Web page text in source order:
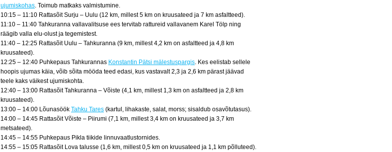
ujumiskohas . Toimub matkaks valmistumine.
10:15 – 11:10 Rattasõit Surju – Uulu (12 km, millest 5 km on kruusateed ja 7 km asfaltteed).
11:10 – 11:40 Tahkuranna vallavalitsuse ees tervitab rattureid vallavanem Karel Tölp ning
räägib valla elu-olust ja tegemistest.
11:40 – 12:25 Rattasõit Uulu – Tahkuranna (9 km, millest 4,2 km on asfaltteed ja 4,8 km
kruusateed).
12:25 – 12:40 Puhkepaus Tahkurannas Konstantin Pätsi mälestuspargis . Kes eelistab sellele
hoopis ujumas käia, võib sõita mööda teed edasi, kus vastavalt 2,3 ja 2,6 km pärast jäävad
teele kaks väikest ujumiskohta.
12:40 – 13:00 Rattasõit Tahkuranna – Võiste (4,1 km, millest 1,3 km on asfaltteed ja 2,8 km
kruusateed).
13:00 – 14:00 Lõunasöök Tahku Tares (kartul, lihakaste, salat, morss; sisaldub osavõtutasus).
14:00 – 14:45 Rattasõit Võiste – Piirumi (7,1 km, millest 3,4 km on kruusateed ja 3,7 km
metsateed).
14:45 – 14:55 Puhkepaus Pikla tiikide linnuvaatlustornides.
14:55 – 15:05 Rattasõit Lova talusse (1,6 km, millest 0,5 km on kruusateed ja 1,1 km põlluteed).